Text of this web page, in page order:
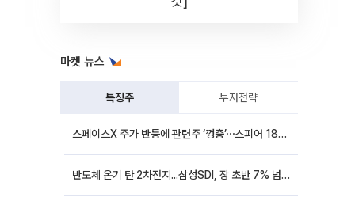
마켓 뉴스
특징주 투자전략
스페이스X 주가 반등에 관련주 ‘껑충’⋯스피어 18%ㆍ에이치브이엠 12%↑
반도체 온기 탄 2차전지...삼성SDI, 장 초반 7% 넘게 껑충